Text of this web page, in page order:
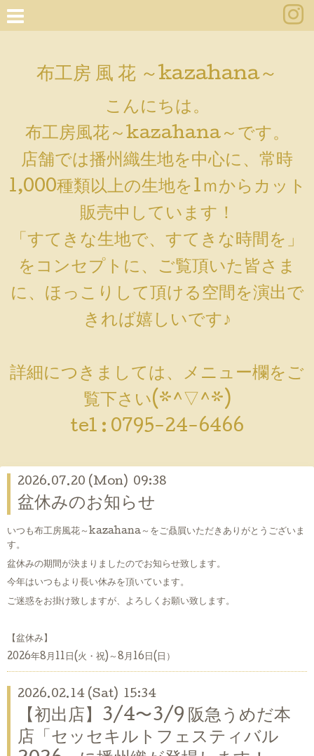
布工房 風 花 ～kazahana～
こんにちは。
布工房風花～kazahana～です。
店舗では播州織生地を中心に、常時
1,000種類以上の生地を1ｍからカット
販売中しています！
「すてきな生地で、すてきな時間を」
をコンセプトに、ご覧頂いた皆さま
に、ほっこりして頂ける空間を演出で
きれば嬉しいです♪
詳細につきましては、メニュー欄をご
覧下さい(*^▽^*)
tel : 0795-24-6466
2026.07.20 (Mon) 09:38
盆休みのお知らせ
いつも布工房風花～kazahana～をご贔屓いただきありがとうございま
す。
盆休みの期間が決まりましたのでお知らせ致します。
今年はいつもより長い休みを頂いています。
ご迷惑をお掛け致しますが、よろしくお願い致します。
【盆休み】
2026年8月11日(火・祝)～8月16日(日）
2026.02.14 (Sat) 15:34
【初出店】3/4〜3/9 阪急うめだ本
店「セッセキルトフェスティバル